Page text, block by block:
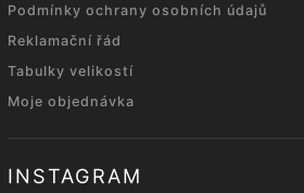
Podmínky ochrany osobních údajů
Reklamační řád
Tabulky velikostí
Moje objednávka
INSTAGRAM